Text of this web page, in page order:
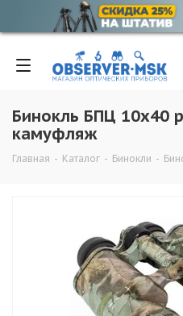
Бинокль БПЦ 10x40
камуфляж
Главная - Каталог - Бинокли -